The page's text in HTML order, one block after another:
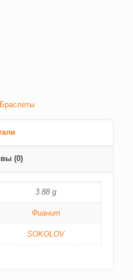
Браслеты
(0)
3.88 g
Фианит
SOKOLOV